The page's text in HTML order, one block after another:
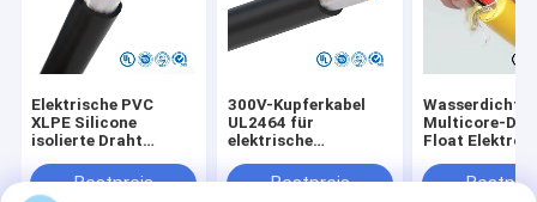
Elektrische PVC
XLPE Silicone
isolierte Draht
Mehrkern anpassbar
Bestpreis
300V-Kupferkabel
UL2464 für
elektrische
Multi-Core-
Bestpreis
Wasserdichtes
Multicore-
Float Elektro-
PVC XLPE PE